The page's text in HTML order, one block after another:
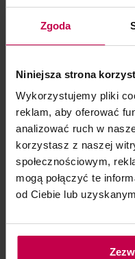
Zgoda
Niniejsza strona
Wykorzystujemy pliki
reklam, aby oferować
analizować ruch w
korzystasz z naszej
społecznościowym,
mogą połączyć te
od Ciebie lub
Wężyk do
Kod: 75041
Poj: ml
3, - zł